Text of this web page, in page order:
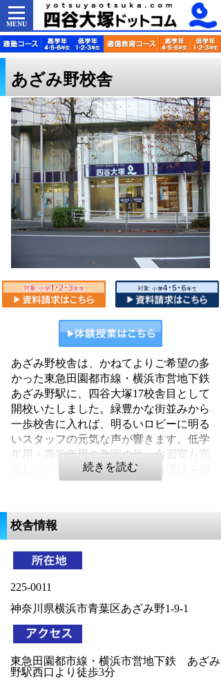
MENU
あざみ野校舎
あざみ野校舎は、かねてよりご希望の多
かった東急田園都市線・横浜市営地下鉄
あざみ野駅に、四谷大塚17校舎目として
開校いたしました。緑豊かな街並みから
一歩校舎に入れば、明るいロビーに明る
いスタッフの元気な声が響きます。低学
年用・高学年用の教室の他、自習室も完
備しています。健やかに学べる環境を整
え、皆様のご来校をお待ちしておりま
校舎情報
225-0011
神奈川県横浜市青葉区あざみ野1-9-1
東急田園都市線・横浜市営地下鉄　あざみ